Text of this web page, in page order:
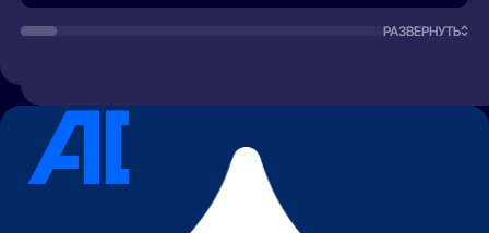
РАЗВЕРНУТЬ